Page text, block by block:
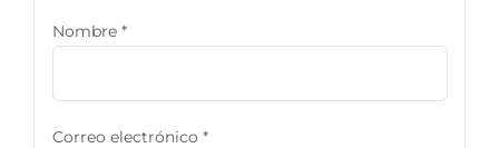
Nombre *
Correo electrónico *